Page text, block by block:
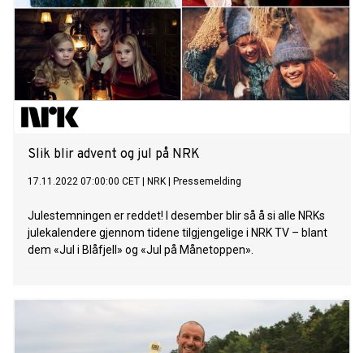
Slik blir advent og jul på NRK
17.11.2022 07:00:00 CET NRK Pressemelding
Julestemningen er reddet! I desember blir så å si alle NRKs
julekalendere gjennom tidene tilgjengelige i NRK TV – blant
dem «Jul i Blåfjell» og «Jul på Månetoppen».